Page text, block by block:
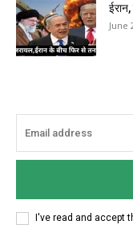
June
I've read and accept